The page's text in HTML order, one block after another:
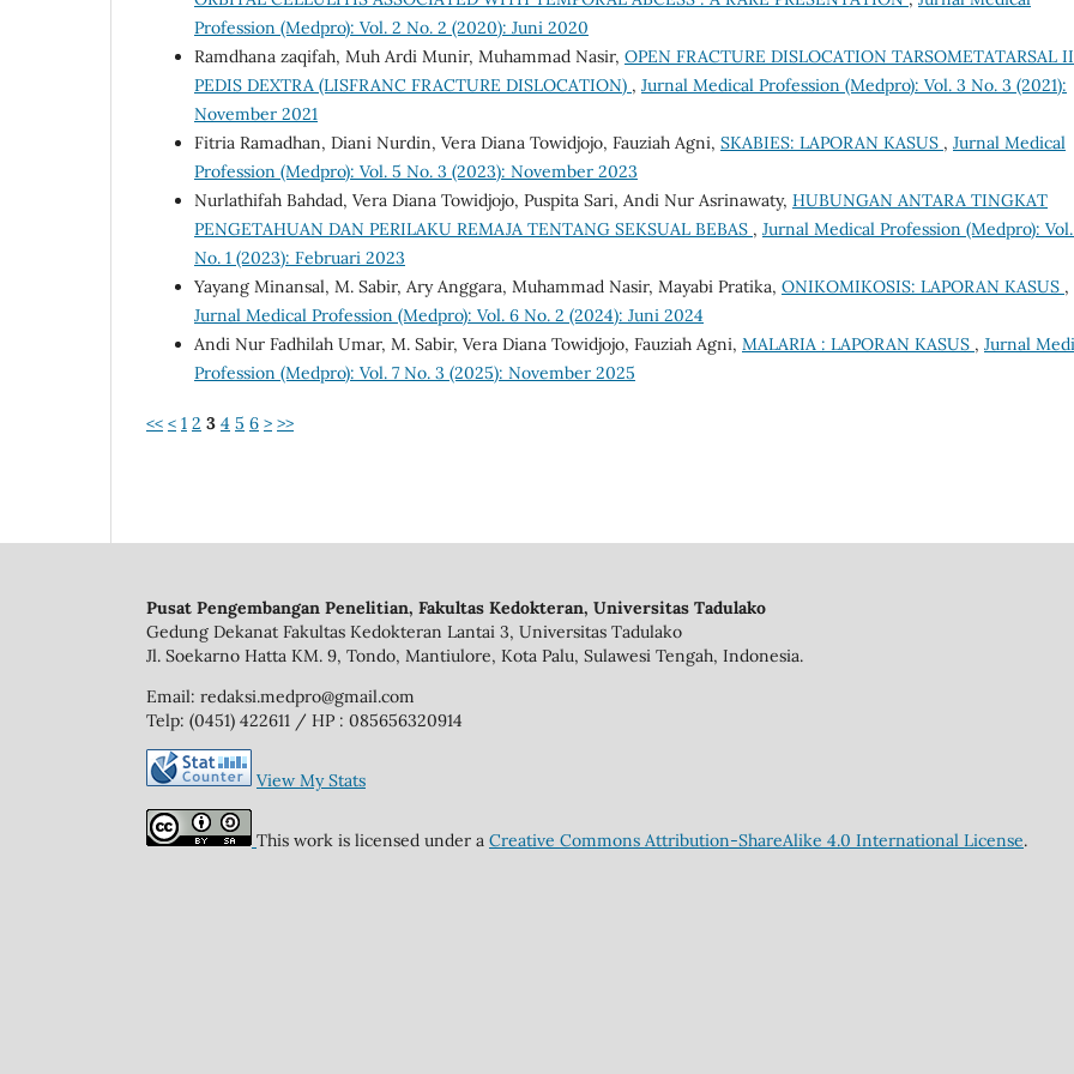
Profession (Medpro): Vol. 2 No. 2 (2020): Juni 2020
Ramdhana zaqifah, Muh Ardi Munir, Muhammad Nasir, OPEN FRACTURE DISLOCATION TARSOMETATARSAL
PEDIS DEXTRA (LISFRANC FRACTURE DISLOCATION) , Jurnal Medical Profession (Medpro): Vol. 3 No. 3 (2021):
November 2021
Fitria Ramadhan, Diani Nurdin, Vera Diana Towidjojo, Fauziah Agni, SKABIES: LAPORAN KASUS , Jurnal Medical
Profession (Medpro): Vol. 5 No. 3 (2023): November 2023
Nurlathifah Bahdad, Vera Diana Towidjojo, Puspita Sari, Andi Nur Asrinawaty, HUBUNGAN ANTARA TINGKAT
PENGETAHUAN DAN PERILAKU REMAJA TENTANG SEKSUAL BEBAS , Jurnal Medical Profession (Medpro):
No. 1 (2023): Februari 2023
Yayang Minansal, M. Sabir, Ary Anggara, Muhammad Nasir, Mayabi Pratika, ONIKOMIKOSIS: LAPORAN KASUS ,
Jurnal Medical Profession (Medpro): Vol. 6 No. 2 (2024): Juni 2024
Andi Nur Fadhilah Umar, M. Sabir, Vera Diana Towidjojo, Fauziah Agni, MALARIA : LAPORAN KASUS , Jurnal
Profession (Medpro): Vol. 7 No. 3 (2025): November 2025
<< < 1 2 3 4 5 6 > >>
Pusat Pengembangan Penelitian, Fakultas Kedokteran, Universitas Tadulako
Gedung Dekanat Fakultas Kedokteran Lantai 3, Universitas Tadulako
Jl. Soekarno Hatta KM. 9, Tondo, Mantiulore, Kota Palu, Sulawesi Tengah, Indonesia.
Email: redaksi.medpro@gmail.com
Telp: (0451) 422611 / HP : 085656320914
View My Stats
This work is licensed under a Creative Commons Attribution-ShareAlike 4.0 International License.